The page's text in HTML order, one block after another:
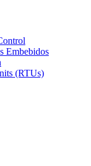
Embebidos
(RTUs)